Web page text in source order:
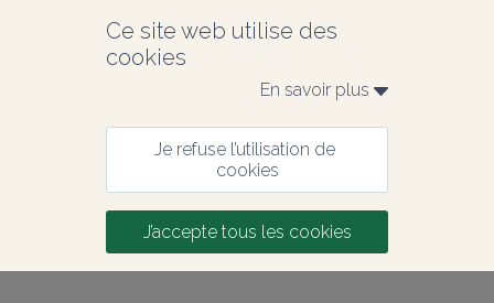
Ce site web utilise des
cookies
En savoir plus
Je refuse l’utilisation de
cookies
J’accepte tous les cookies